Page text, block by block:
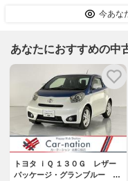
今あな
あなたにおすすめの中
トヨタ ｉＱ １３０Ｇ レザー
パッケージ・グランブルー 専